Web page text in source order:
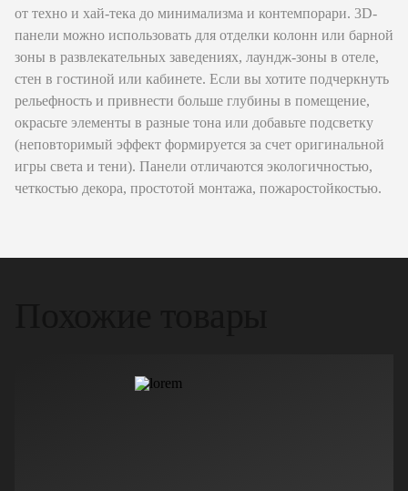
от техно и хай-тека до минимализма и контемпорари. 3D-
панели можно использовать для отделки колонн или барной
зоны в развлекательных заведениях, лаундж-зоны в отеле,
стен в гостиной или кабинете. Если вы хотите подчеркнуть
рельефность и привнести больше глубины в помещение,
окрасьте элементы в разные тона или добавьте подсветку
(неповторимый эффект формируется за счет оригинальной
игры света и тени). Панели отличаются экологичностью,
четкостью декора, простотой монтажа, пожаростойкостью.